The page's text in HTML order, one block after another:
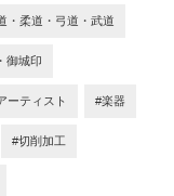
・柔道・弓道・武道
御城印
ーティスト #楽器
#切削加工